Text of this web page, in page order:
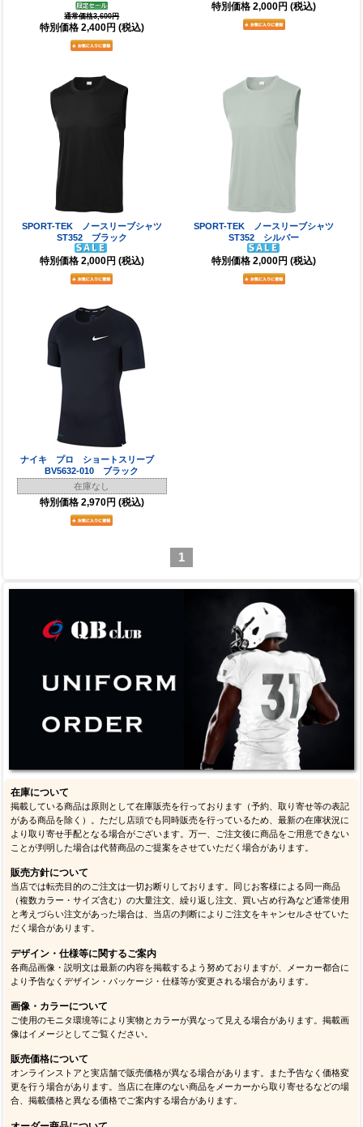
通常価格3,600円
特別価格 2,400円 (税込)
特別価格 2,000円 (税込)
SPORT-TEK ノースリーブシャツ
ST352 ブラック
特別価格 2,000円 (税込)
SPORT-TEK ノースリーブシャツ
ST352 シルバー
特別価格 2,000円 (税込)
ナイキ プロ ショートスリーブ
BV5632-010 ブラック
在庫なし
特別価格 2,970円 (税込)
1
在庫について
掲載している商品は原則として在庫販売を行っております（予約、取り寄せ等の表記
がある商品を除く）。ただし店頭でも同時販売を行っているため、最新の在庫状況に
より取り寄せ手配となる場合がございます。万一、ご注文後に商品をご用意できない
ことが判明した場合は代替商品のご提案をさせていただく場合があります。
販売方針について
当店では転売目的のご注文は一切お断りしております。同じお客様による同一商品
（複数カラー・サイズ含む）の大量注文、繰り返し注文、買い占め行為など通常使用
と考えづらい注文があった場合は、当店の判断によりご注文をキャンセルさせていた
だく場合があります。
デザイン・仕様等に関するご案内
各商品画像・説明文は最新の内容を掲載するよう努めておりますが、メーカー都合に
より予告なくデザイン・パッケージ・仕様等が変更される場合があります。
画像・カラーについて
ご使用のモニタ環境等により実物とカラーが異なって見える場合があります。掲載画
像はイメージとしてご覧ください。
販売価格について
オンラインストアと実店舗で販売価格が異なる場合があります。また予告なく価格変
更を行う場合があります。当店に在庫のない商品をメーカーから取り寄せるなどの場
合、掲載価格と異なる価格でご案内する場合があります。